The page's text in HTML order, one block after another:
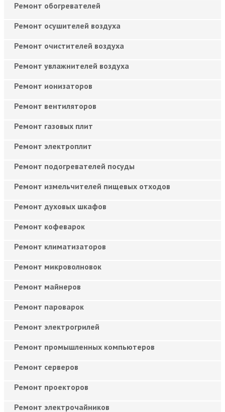
Ремонт обогревателей
Ремонт осушителей воздуха
Ремонт очистителей воздуха
Ремонт увлажнителей воздуха
Ремонт ионизаторов
Ремонт вентиляторов
Ремонт газовых плит
Ремонт электроплит
Ремонт подогревателей посуды
Ремонт измельчителей пищевых отходов
Ремонт духовых шкафов
Ремонт кофеварок
Ремонт климатизаторов
Ремонт микроволновок
Ремонт майнеров
Ремонт пароварок
Ремонт электрогрилей
Ремонт промышленных компьютеров
Ремонт серверов
Ремонт проекторов
Ремонт электрочайников